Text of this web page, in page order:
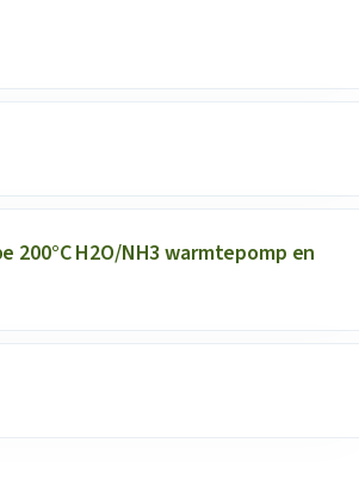
H2O/NH3 warmtepomp en